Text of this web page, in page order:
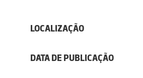
LOCALIZAÇÃO
DATA DE PUBLICAÇÃO